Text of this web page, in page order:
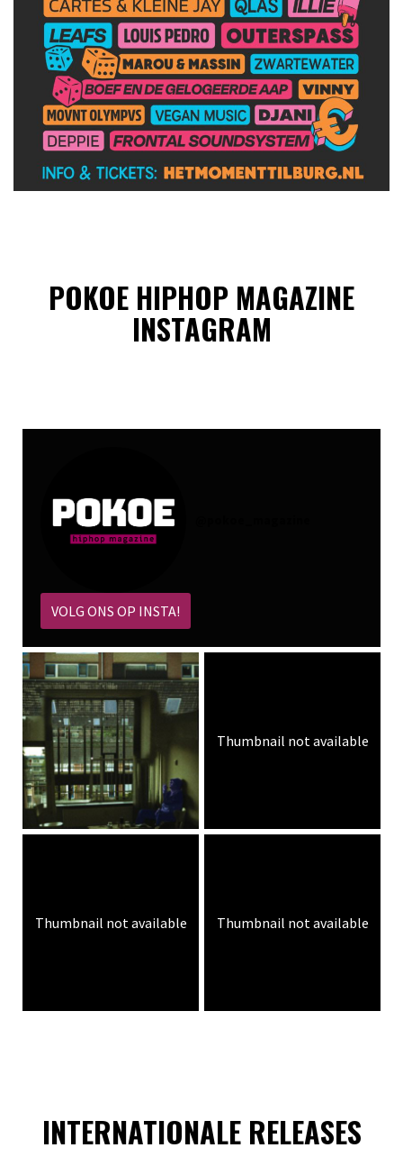
POKOE HIPHOP MAGAZINE
INSTAGRAM
VOLG ONS OP INSTA!
Thumbnail not available
Thumbnail not available Thumbnail not available
INTERNATIONALE RELEASES